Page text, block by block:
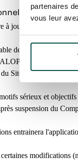
partenaires
vous leur
à jour régulièrement
des usages et seul
de toute utilisation
du Site, et notamment
sérieux et objectifs
suspension du
entrainera
modifications